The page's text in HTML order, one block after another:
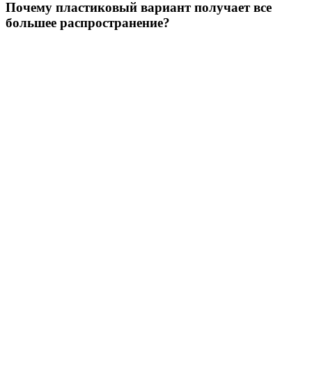
Почему пластиковый вариант получает все
большее распространение?